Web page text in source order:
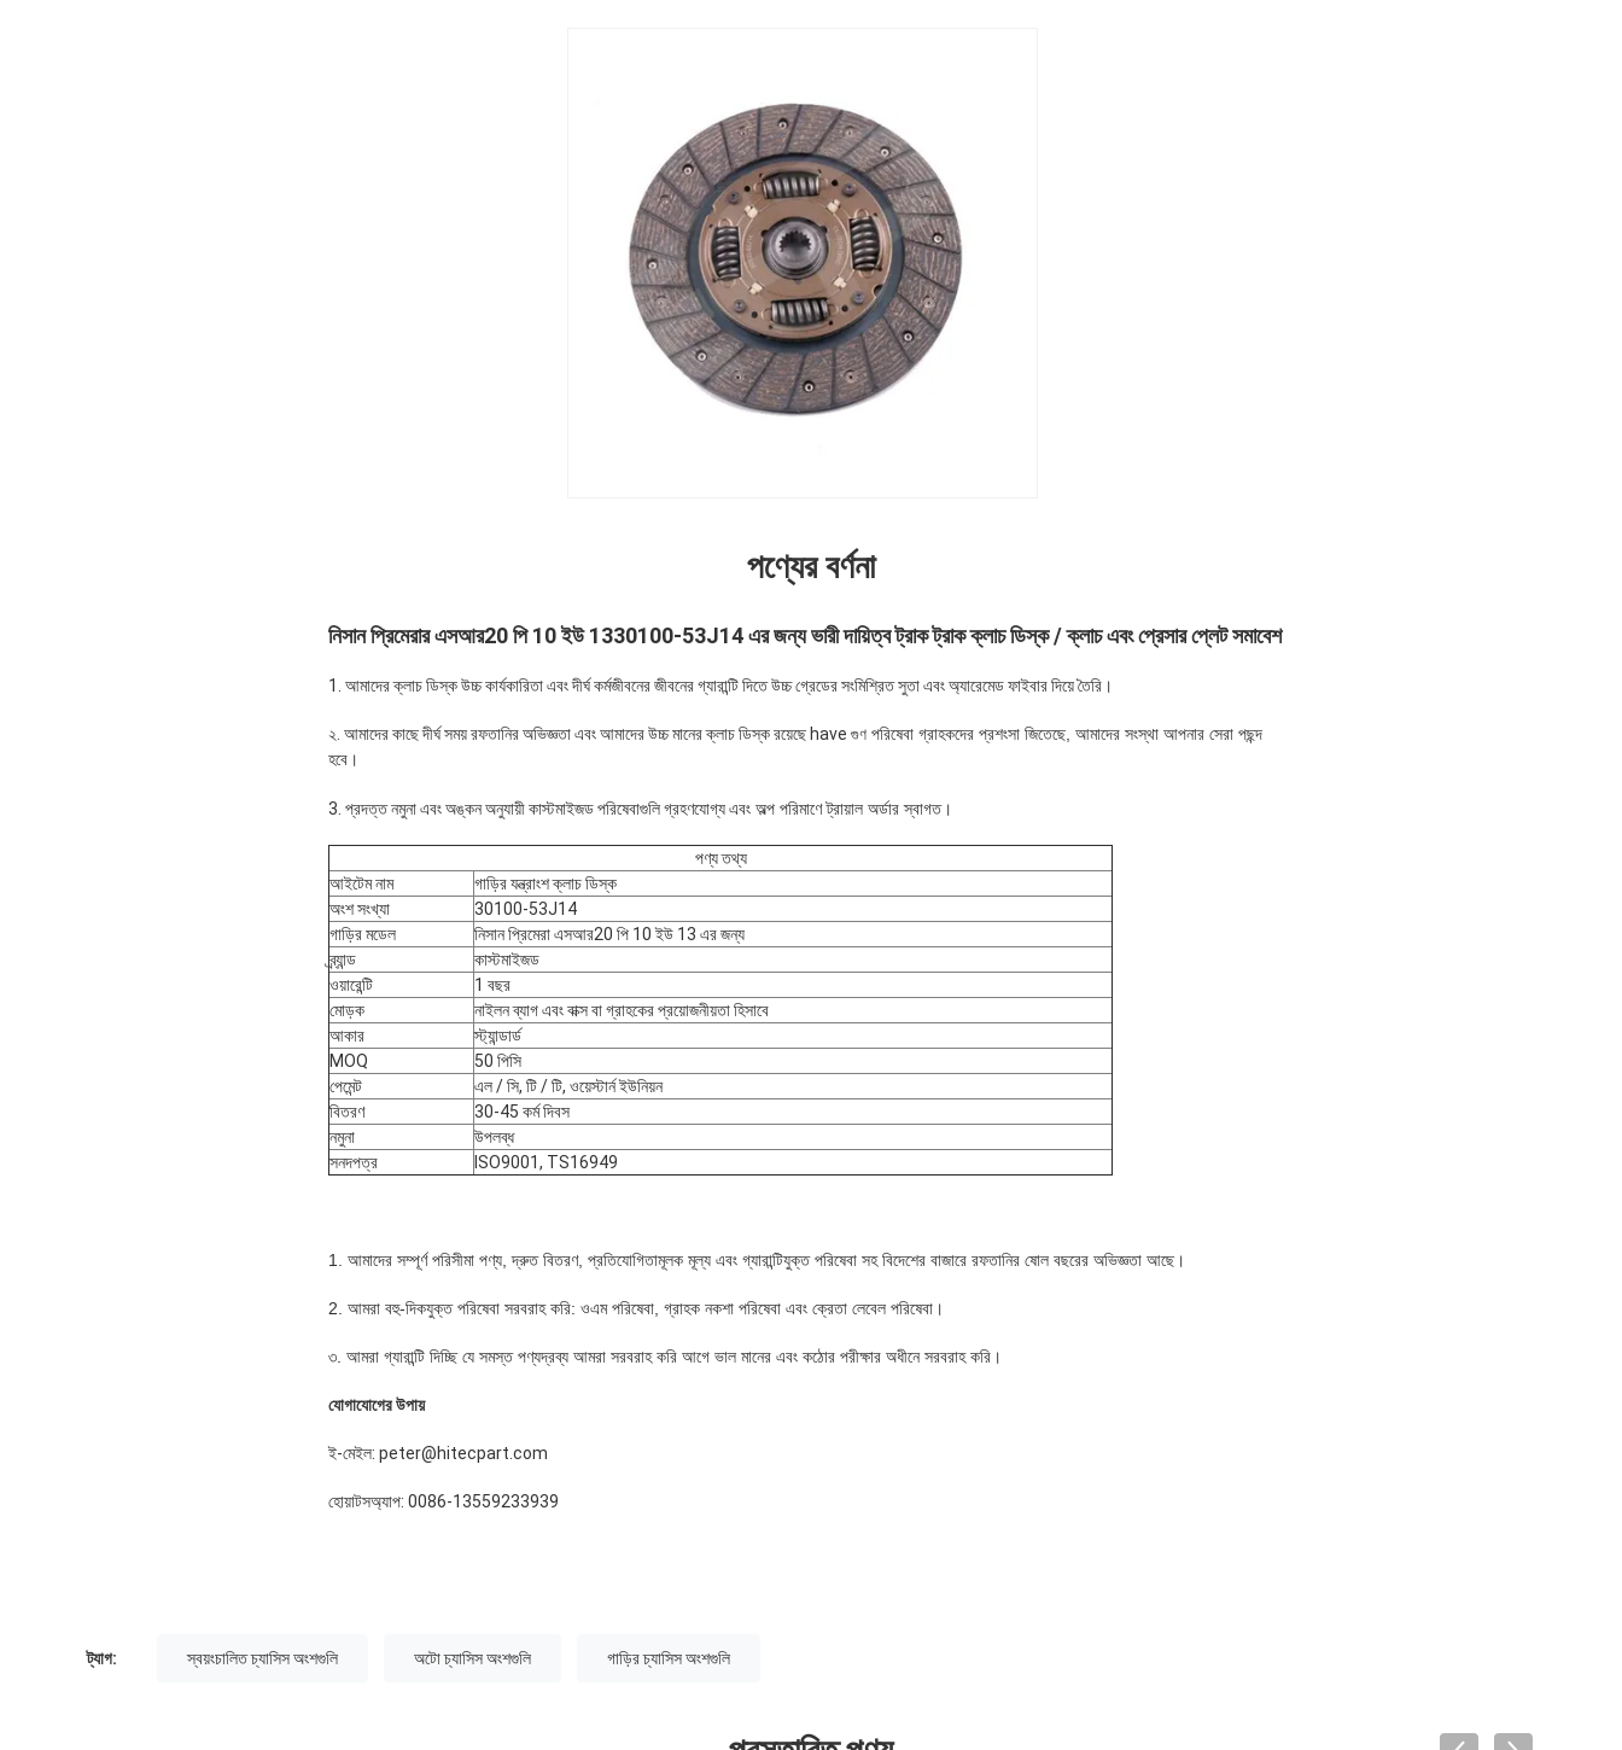
পণ্যের বর্ণনা
নিসান প্রিমেরার এসআর20 পি 10 ইউ 1330100-53J14 এর জন্য ভারী দায়িত্ব ট্রাক ট্রাক ক্লাচ ডিস্ক / ক্লাচ এবং প্রেসার প্লেট সমাবেশ
1. আমাদের ক্লাচ ডিস্ক উচ্চ কার্যকারিতা এবং দীর্ঘ কর্মজীবনের জীবনের গ্যারান্টি দিতে উচ্চ গ্রেডের সংমিশ্রিত সুতা এবং অ্যারেমেড ফাইবার দিয়ে তৈরি।
২. আমাদের কাছে দীর্ঘ সময় রফতানির অভিজ্ঞতা এবং আমাদের উচ্চ মানের ক্লাচ ডিস্ক রয়েছে have গুণ পরিষেবা গ্রাহকদের প্রশংসা জিতেছে, আমাদের সংস্থা আপনার সেরা পছন্দ
হবে।
3. প্রদত্ত নমুনা এবং অঙ্কন অনুযায়ী কাস্টমাইজড পরিষেবাগুলি গ্রহণযোগ্য এবং অল্প পরিমাণে ট্রায়াল অর্ডার স্বাগত।
পণ্য তথ্য
আইটেম নাম
গাড়ির যন্ত্রাংশ ক্লাচ ডিস্ক
অংশ সংখ্যা
30100-53J14
গাড়ির মডেল
নিসান প্রিমেরা এসআর20 পি 10 ইউ 13 এর জন্য
ব্র্যান্ড
কাস্টমাইজড
ওয়ারেন্টি
1 বছর
মোড়ক
নাইলন ব্যাগ এবং বাক্স বা গ্রাহকের প্রয়োজনীয়তা হিসাবে
আকার
স্ট্যান্ডার্ড
MOQ
50 পিসি
পেমেন্ট
এল / সি, টি / টি, ওয়েস্টার্ন ইউনিয়ন
বিতরণ
30-45 কর্ম দিবস
নমুনা
উপলব্ধ
সনদপত্র
ISO9001, TS16949
1. আমাদের সম্পূর্ণ পরিসীমা পণ্য, দ্রুত বিতরণ, প্রতিযোগিতামূলক মূল্য এবং গ্যারান্টিযুক্ত পরিষেবা সহ বিদেশের বাজারে রফতানির ষোল বছরের অভিজ্ঞতা আছে।
2. আমরা বহু-দিকযুক্ত পরিষেবা সরবরাহ করি: ওএম পরিষেবা, গ্রাহক নকশা পরিষেবা এবং ক্রেতা লেবেল পরিষেবা।
৩. আমরা গ্যারান্টি দিচ্ছি যে সমস্ত পণ্যদ্রব্য আমরা সরবরাহ করি আগে ভাল মানের এবং কঠোর পরীক্ষার অধীনে সরবরাহ করি।
যোগাযোগের উপায়
ই-মেইল: peter@hitecpart.com
হোয়াটসঅ্যাপ: 0086-13559233939
ট্যাগ: স্বয়ংচালিত চ্যাসিস অংশগুলি অটো চ্যাসিস অংশগুলি গাড়ির চ্যাসিস অংশগুলি